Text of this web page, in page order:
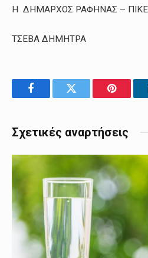
Η ΔΗΜΑΡΧΟΣ ΡΑΦΗΝΑΣ –
ΤΣΕΒΑ ΔΗΜΗΤΡΑ
FacebookTwitter Pinterest
Σχετικές αναρτήσεις